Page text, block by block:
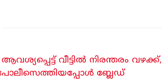
വീട്ടിൽ നിരന്തരം വഴക്ക്,
ബ്ലേഡ്